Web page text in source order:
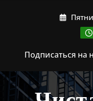
Подписаться на